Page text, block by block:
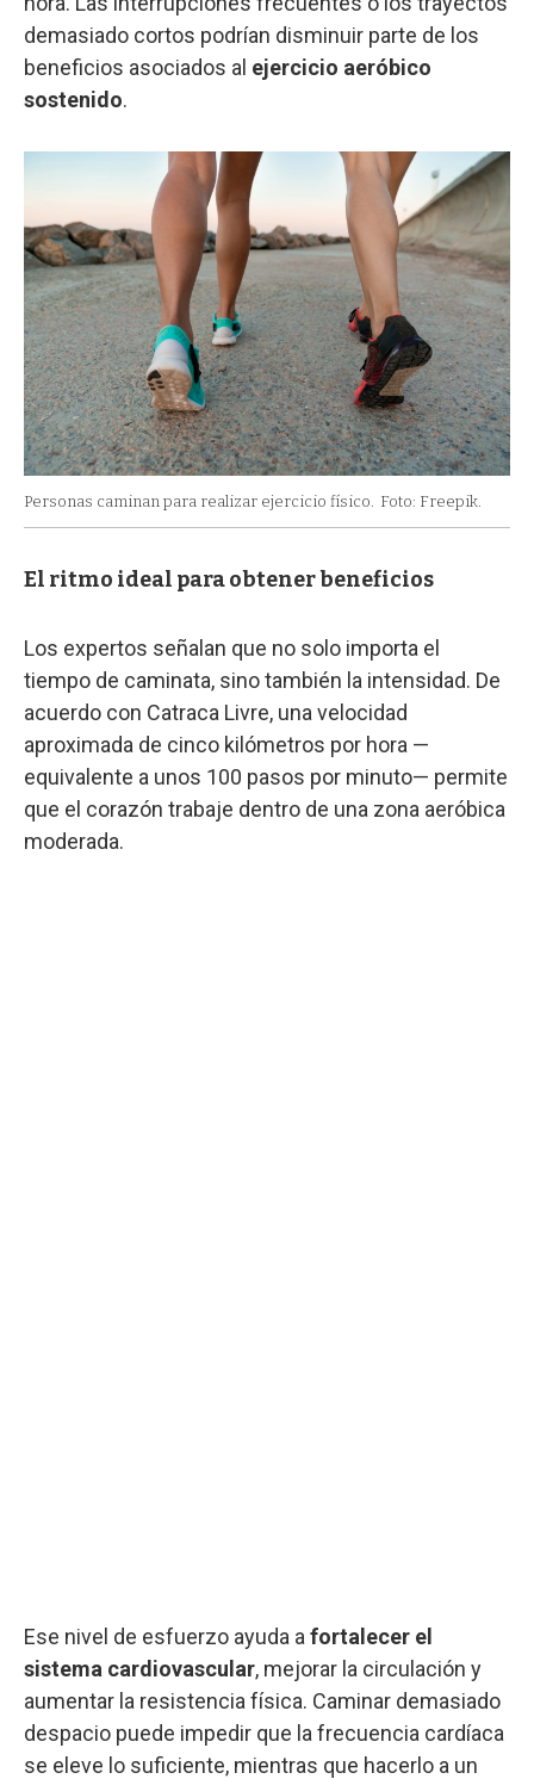
demasiado cortos podrían disminuir parte de los
beneficios asociados al ejercicio aeróbico
sostenido.
Personas caminan para realizar ejercicio físico. Foto: Freepik.
El ritmo ideal para obtener beneficios
Los expertos señalan que no solo importa el
tiempo de caminata, sino también la intensidad. De
acuerdo con Catraca Livre, una velocidad
aproximada de cinco kilómetros por hora —
equivalente a unos 100 pasos por minuto— permite
que el corazón trabaje dentro de una zona aeróbica
moderada.
Ese nivel de esfuerzo ayuda a fortalecer el
sistema cardiovascular, mejorar la circulación y
aumentar la resistencia física. Caminar demasiado
despacio puede impedir que la frecuencia cardíaca
se eleve lo suficiente, mientras que hacerlo a un